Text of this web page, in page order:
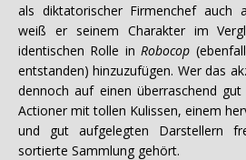
als diktatorischer Firmenchef auch
weiß er seinem Charakter im
identischen Rolle in Robocop
entstanden) hinzuzufügen. Wer das
dennoch auf einen überraschend
Actioner mit tollen Kulissen, einem
und gut aufgelegten Darstellern
sortierte Sammlung gehört.